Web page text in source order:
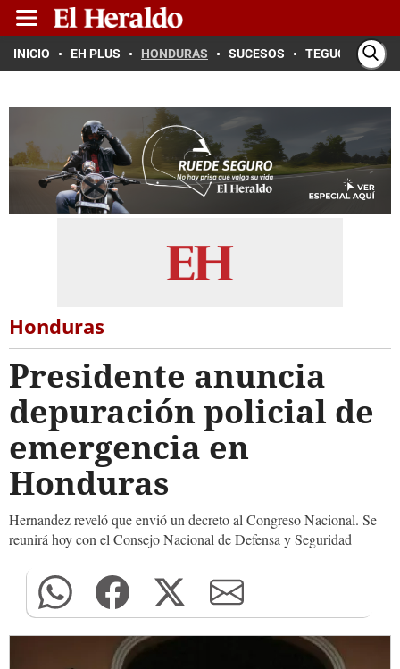
INICIO EH PLUS HONDURAS SUCESOS TEGUCIGALPA
Honduras
Presidente anuncia
depuración policial de
emergencia en
Honduras
Hernandez reveló que envió un decreto al Congreso Nacional. Se
reunirá hoy con el Consejo Nacional de Defensa y Seguridad